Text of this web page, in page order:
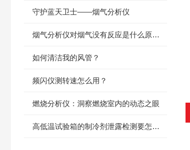
守护蓝天卫士——烟气分析仪
烟气分析仪对烟气没有反应是什么原因？
如何清洁我的风管？
频闪仪测转速怎么用？
燃烧分析仪：洞察燃烧室内的动态之眼
高低温试验箱的制冷剂泄露检测要怎么判断？